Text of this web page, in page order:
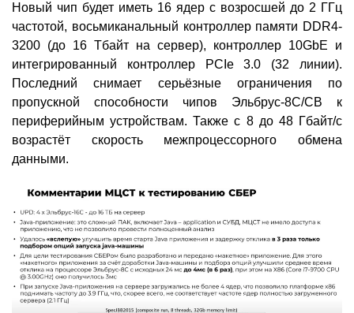
Новый чип будет иметь 16 ядер с возросшей до 2 ГГц
частотой, восьмиканальный контроллер памяти DDR4-
3200 (до 16 Тбайт на сервер), контроллер 10GbE и
интегрированный контроллер PCIe 3.0 (32 линии).
Последний снимает серьёзные ограничения по
пропускной способности чипов Эльбрус-8C/CB к
периферийным устройствам. Также с 8 до 48 Гбайт/с
возрастёт скорость межпроцессорного обмена
данными.